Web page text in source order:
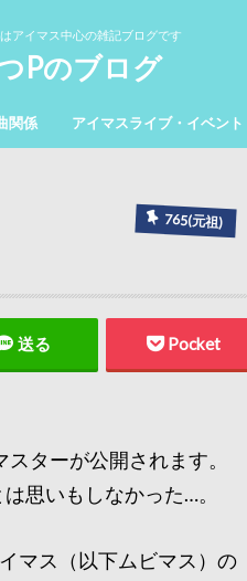
アイマス中心の雑記ブログです
Pのブログ
関係 アイマスライブ・イベント
765(元祖)
送る Pocket
ターが公開されます。
思いもしなかった…。
マス（以下ムビマス）の